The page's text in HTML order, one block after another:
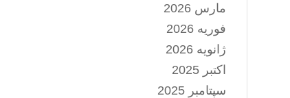
مارس 2026
فوریه 2026
ژانویه 2026
اکتبر 2025
سپتامبر 2025